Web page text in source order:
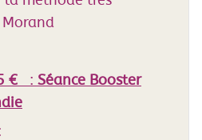
€ : Séance Booster